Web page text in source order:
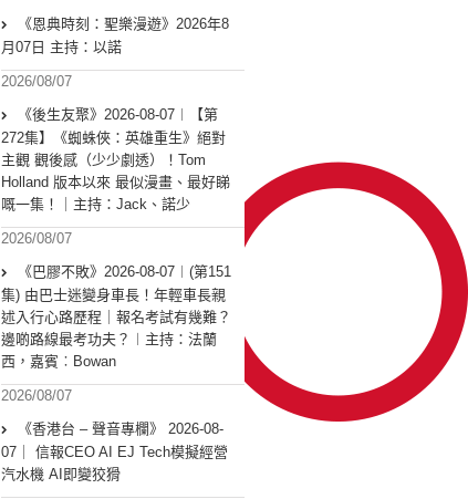
《恩典時刻：聖樂漫遊》2026年8
月07日 主持：以諾
2026/08/07
《後生友聚》2026-08-07︱【第
272集】《蜘蛛俠：英雄重生》絕對
主觀 觀後感（少少劇透）！Tom
Holland 版本以來 最似漫畫、最好睇
嘅一集！｜主持：Jack、諾少
2026/08/07
《巴膠不敗》2026-08-07︱(第151
集) 由巴士迷變身車長！年輕車長親
述入行心路歷程｜報名考試有幾難？
邊啲路線最考功夫？︱主持：法蘭
西，嘉賓︰Bowan
2026/08/07
《香港台 – 聲音專欄》 2026-08-
07｜ 信報CEO AI EJ Tech模擬經營
汽水機 AI即變狡猾